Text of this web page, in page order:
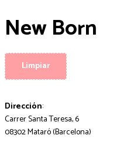
New Born
Limpiar
Dirección:
Carrer Santa Teresa, 6
08302 Mataró (Barcelona)